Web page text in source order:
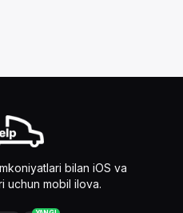
bilan iOS va
uchun mobil ilova.